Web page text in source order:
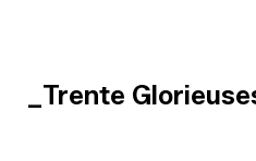
_Trente